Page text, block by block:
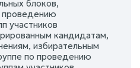
блоков,
проведению
участников
кандидатам,
избирательным
по проведению